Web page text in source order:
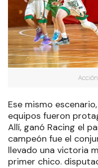
Acción
Ese mismo
equipos fueron
Allí, ganó Racing el
campeón fue el
llevado una victoria
primer chico.